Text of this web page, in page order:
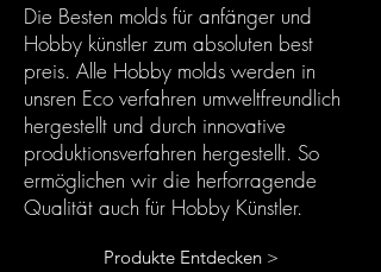
Die Besten molds für anfänger und
Hobby künstler zum absoluten best
preis. Alle Hobby molds werden in
unsren Eco verfahren umweltfreundlich
hergestellt und durch innovative
produktionsverfahren hergestellt. So
ermöglichen wir die herforragende
Qualität auch für Hobby Künstler.
Produkte Entdecken >